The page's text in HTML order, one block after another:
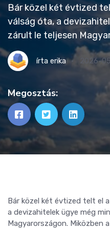
Bár közel két évtized
válság óta, a
zárult le teljesen
írta erika 2026-
Megosztás:
Bár közel két évtized telt el
a devizahitelek ügye még
Magyarországon. Miközben